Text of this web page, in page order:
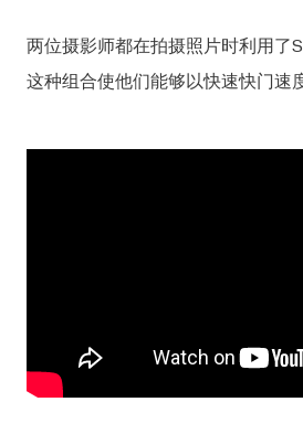
两位摄影师都在拍摄照片时利用了
这种组合使他们能够以快速快门速